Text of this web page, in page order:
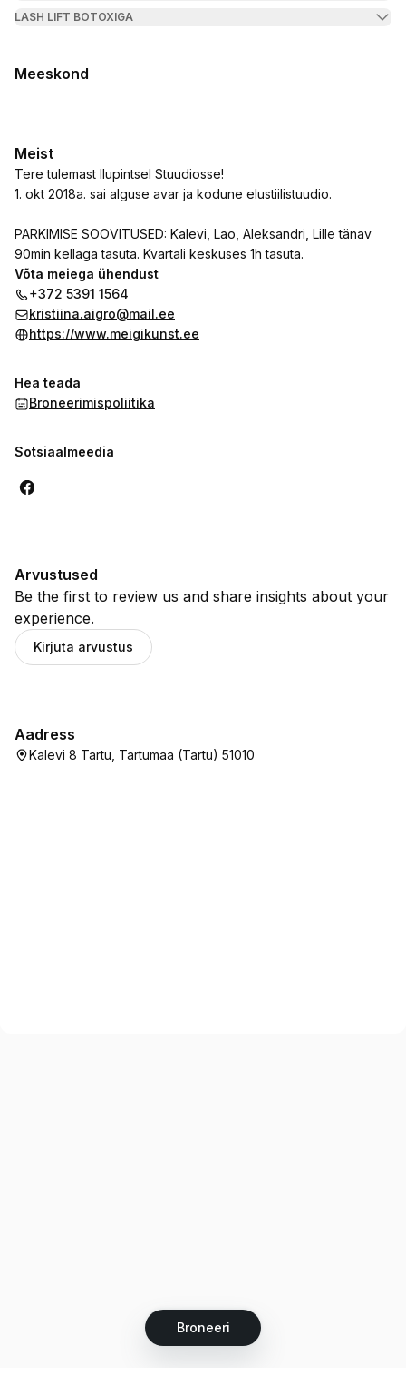
Broneeri
LASH LIFT BOTOXIGA
Meeskond
Meist
Tere tulemast Ilupintsel Stuudiosse!
1. okt 2018a. sai alguse avar ja kodune elustiilistuudio.
PARKIMISE SOOVITUSED: Kalevi, Lao, Aleksandri, Lille tänav
90min kellaga tasuta. Kvartali keskuses 1h tasuta.
Võta meiega ühendust
+372 5391 1564
kristiina.aigro@mail.ee
https://www.meigikunst.ee
Hea teada
Broneerimispoliitika
Sotsiaalmeedia
Arvustused
Be the first to review us and share insights about your
experience.
Kirjuta arvustus
Aadress
Kalevi 8 Tartu, Tartumaa (Tartu) 51010